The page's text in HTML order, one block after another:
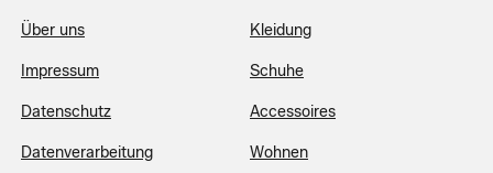
Über uns
Impressum
Datenschutz
Datenverarbeitung
Kleidung
Schuhe
Accessoires
Wohnen